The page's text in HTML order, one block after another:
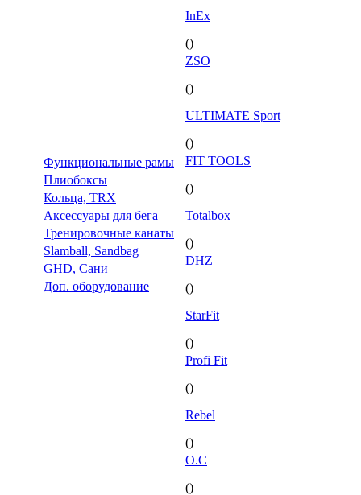
Функциональные рамы
Плиобоксы
Кольца, TRX
Аксессуары для бега
Тренировочные канаты
Slamball, Sandbag
GHD, Сани
Доп. оборудование
InEx
()
ZSO
()
ULTIMATE Sport
()
FIT TOOLS
()
Totalbox
()
DHZ
()
StarFit
()
Profi Fit
()
Rebel
()
O.C
()